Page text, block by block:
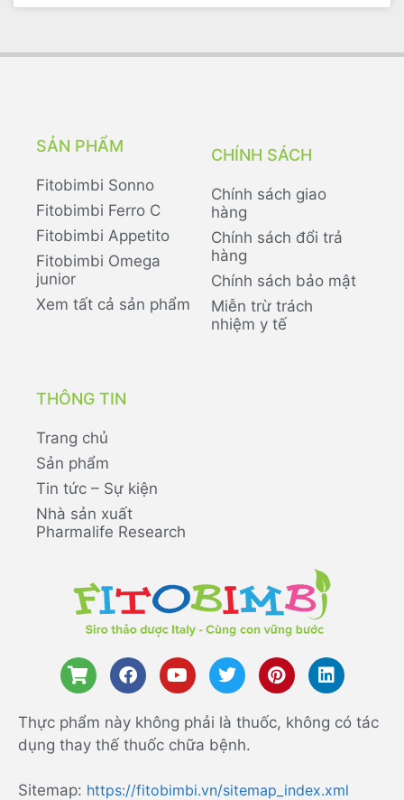
SẢN PHẨM
Fitobimbi Sonno
Fitobimbi Ferro C
Fitobimbi Appetito
Fitobimbi Omega
junior
Xem tất cả sản phẩm
CHÍNH SÁCH
Chính sách giao
hàng
Chính sách đổi trả
hàng
Chính sách bảo mật
Miễn trừ trách
nhiệm y tế
THÔNG TIN
Trang chủ
Sản phẩm
Tin tức – Sự kiện
Nhà sản xuất
Pharmalife Research
Thực phẩm này không phải là thuốc, không có tác
dụng thay thế thuốc chữa bệnh.
Sitemap: https://fitobimbi.vn/sitemap_index.xml